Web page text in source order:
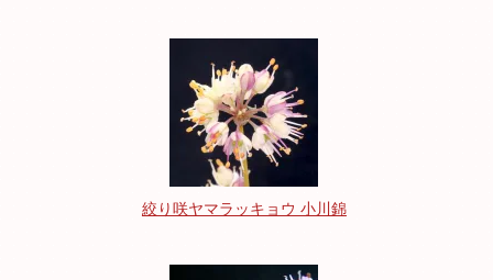
絞り咲ヤマラッキョウ 小川錦